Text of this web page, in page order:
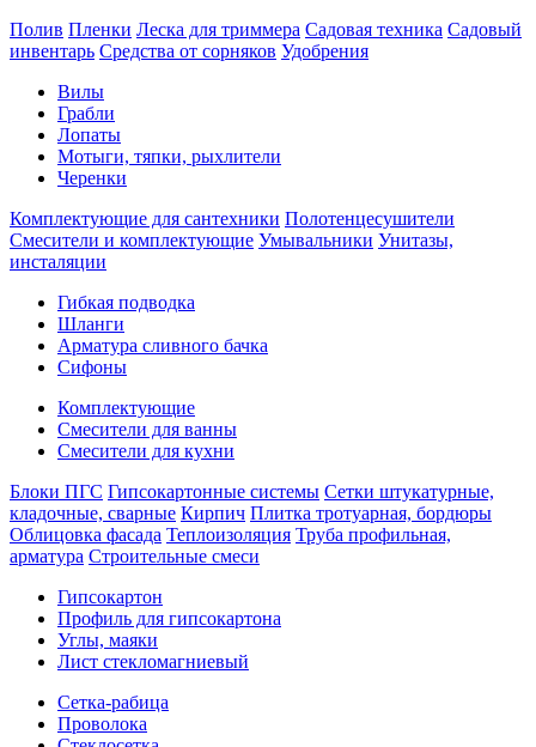
Полив Пленки Леска для триммера Садовая техника Садовый
инвентарь Средства от сорняков Удобрения
Вилы
Грабли
Лопаты
Мотыги, тяпки, рыхлители
Черенки
Комплектующие для сантехники Полотенцесушители
Смесители и комплектующие Умывальники Унитазы,
инсталяции
Гибкая подводка
Шланги
Арматура сливного бачка
Сифоны
Комплектующие
Смесители для ванны
Смесители для кухни
Блоки ПГС Гипсокартонные системы Сетки штукатурные,
кладочные, сварные Кирпич Плитка тротуарная, бордюры
Облицовка фасада Теплоизоляция Труба профильная,
арматура Строительные смеси
Гипсокартон
Профиль для гипсокартона
Углы, маяки
Лист стекломагниевый
Сетка-рабица
Проволока